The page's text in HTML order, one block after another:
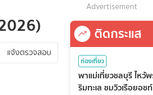
แจ้งตรวจสอบ
Advertisement
ติดกระแส
ท่องเที่ยว
พาแม่เที่ยวชลบุรี ไหว้พระ นั่งคาเฟ่
ริมทะเล ชมวิวเรือยอชท์